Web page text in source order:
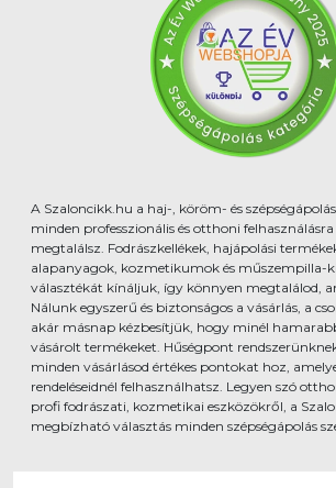
A Szaloncikk.hu a haj-, köröm- és
minden professzionális és otthoni
megtalálsz. Fodrászkellékek, hajápolási
alapanyagok, kozmetikumok és műszempilla-
választékát kínáljuk, így könnyen megtalálod,
Nálunk egyszerű és biztonságos a vásárlás, a
akár másnap kézbesítjük, hogy minél
vásárolt termékeket. Hűségpont
minden vásárlásod értékes pontokat hoz,
rendeléseidnél felhasználhatsz. Legyen szó
profi fodrászati, kozmetikai eszközökről, a
megbízható választás minden szépségápolás